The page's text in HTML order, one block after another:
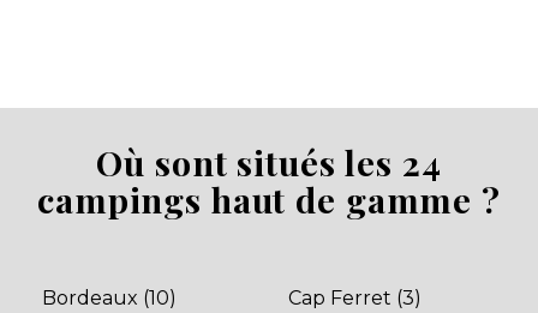
★ 3.5/5 (1133 avis)
Aucune information tarifaire disponible
Où sont situés les 24
campings haut de gamme ?
Bordeaux (10) Cap Ferret (3)